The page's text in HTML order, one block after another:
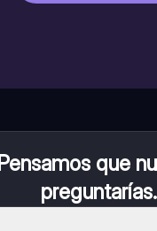
Pensamos que